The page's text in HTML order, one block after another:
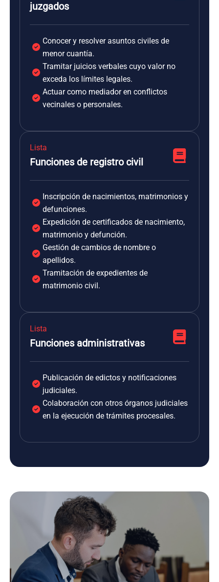
juzgados
Conocer y resolver asuntos civiles de
menor cuantía.
Tramitar juicios verbales cuyo valor no
exceda los límites legales.
Actuar como mediador en conflictos
vecinales o personales.
Lista
Funciones de registro civil
Inscripción de nacimientos, matrimonios y
defunciones.
Expedición de certificados de nacimiento,
matrimonio y defunción.
Gestión de cambios de nombre o
apellidos.
Tramitación de expedientes de
matrimonio civil.
Lista
Funciones administrativas
Publicación de edictos y notificaciones
judiciales.
Colaboración con otros órganos judiciales
en la ejecución de trámites procesales.